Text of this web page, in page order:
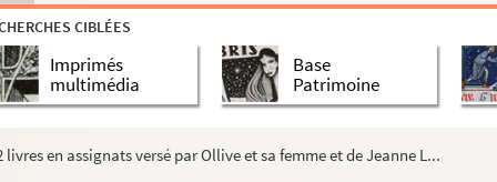
CIBLÉES
Imprimés
multimédia
Base
Patrimoine
en assignats versé par Ollive et sa femme et de Jeanne L...
général des douanes de l'Empire
Cacault